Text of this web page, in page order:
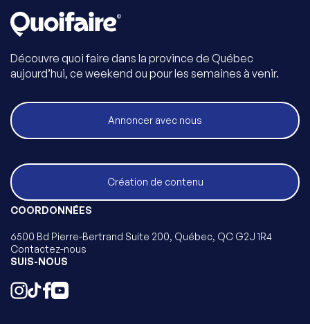
Découvre quoi faire dans la province de Québec
aujourd’hui, ce weekend ou pour les semaines à venir.
Annoncer avec nous
Création de contenu
COORDONNÉES
6500 Bd Pierre-Bertrand Suite 200, Québec, QC G2J 1R4
Contactez-nous
SUIS-NOUS